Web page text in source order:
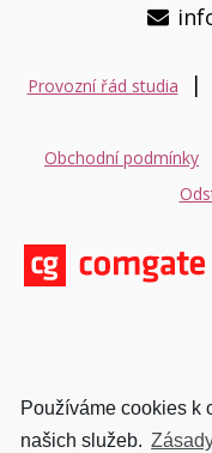
Provozní řád studia |
Obchodní podmínky
Acro-dancers.cz -
Používáme cookies k
našich služeb.